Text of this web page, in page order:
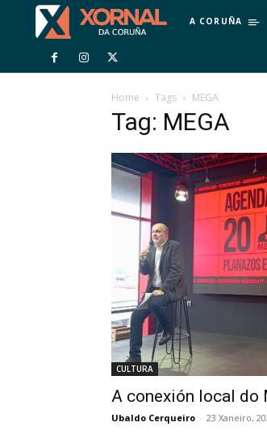
A CORUÑA
Home Tags MEGA
Tag: MEGA
CULTURA
A conexión local do
Ubaldo Cerqueiro - 23 Xaneiro,